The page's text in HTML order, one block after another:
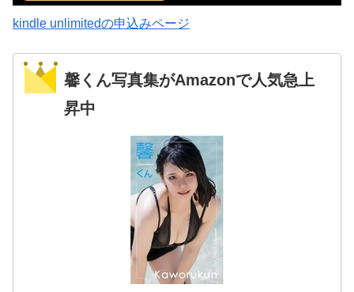
kindle unlimitedの申込みページ
馨くん写真集がAmazonで人気急上
昇中